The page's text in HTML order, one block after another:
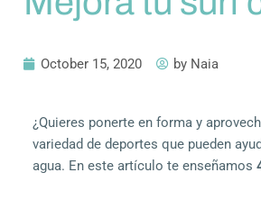
October 15, 2020 by Naia
¿Quieres ponerte en forma y
variedad de deportes que pueden
agua. En este artículo te enseñamos